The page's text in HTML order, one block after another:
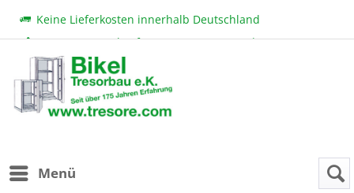
Keine Lieferkosten innerhalb Deutschland
Beratung & Verkauf:+49 (0) 7131 222 11|
bikel@tresore.com
Günstige Preise
Menü